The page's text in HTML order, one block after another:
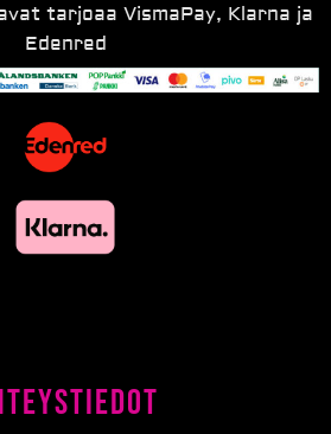
tarjoaa VismaPay, Klarna ja
Edenred